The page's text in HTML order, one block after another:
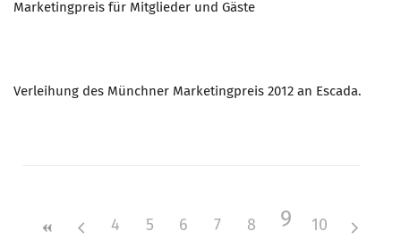
Marketingpreis für Mitglieder und Gäste
Verleihung des Münchner Marketingpreis 2012 an Escada.
4 5 6 7 8 9 10